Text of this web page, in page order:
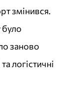
змінився.
було
заново
логістичні